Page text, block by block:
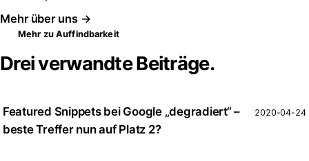
Mehr über uns →
Mehr zu Auffindbarkeit
Drei verwandte Beiträge.
Featured Snippets bei Google „degradiert“ –
beste Treffer nun auf Platz 2?
2020-04-24